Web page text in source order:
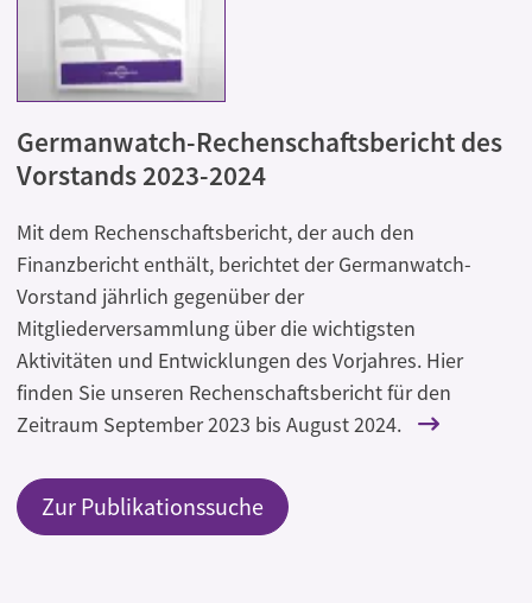
Germanwatch-Rechenschaftsbericht des
Vorstands 2023-2024
Mit dem Rechenschaftsbericht, der auch den
Finanzbericht enthält, berichtet der Germanwatch-
Vorstand jährlich gegenüber der
Mitgliederversammlung über die wichtigsten
Aktivitäten und Entwicklungen des Vorjahres. Hier
finden Sie unseren Rechenschaftsbericht für den
Zeitraum September 2023 bis August 2024.
Zur Publikationssuche